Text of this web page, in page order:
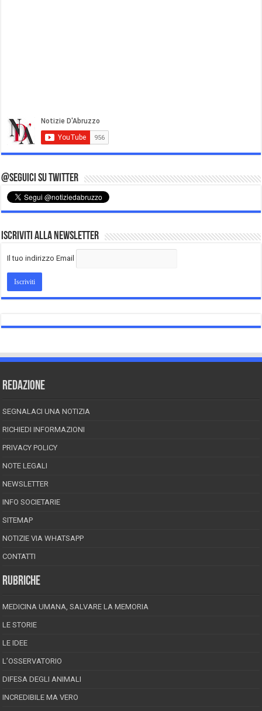
@Seguici su Twitter
Iscriviti alla Newsletter
Il tuo indirizzo Email
REDAZIONE
SEGNALACI UNA NOTIZIA
RICHIEDI INFORMAZIONI
PRIVACY POLICY
NOTE LEGALI
NEWSLETTER
INFO SOCIETARIE
SITEMAP
NOTIZIE VIA WHATSAPP
CONTATTI
RUBRICHE
MEDICINA UMANA, SALVARE LA MEMORIA
LE STORIE
LE IDEE
L’OSSERVATORIO
DIFESA DEGLI ANIMALI
INCREDIBILE MA VERO